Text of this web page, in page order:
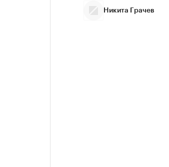
Никита Грачев